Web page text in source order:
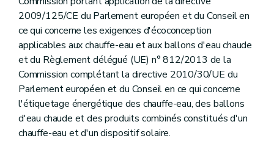
2009/125/CE du Parlement européen et du Conseil en
ce qui concerne les exigences d'écoconception
applicables aux chauffe-eau et aux ballons d'eau chaude
et du Règlement délégué (UE) n° 812/2013 de la
Commission complétant la directive 2010/30/UE du
Parlement européen et du Conseil en ce qui concerne
l'étiquetage énergétique des chauffe-eau, des ballons
d'eau chaude et des produits combinés constitués d'un
chauffe-eau et d'un dispositif solaire.